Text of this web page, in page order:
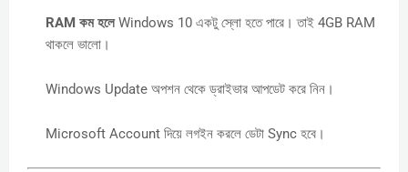
RAM কম হলেWindows 10 একটু স্লো হতে পারে। তাই 4GB RAM
থাকলে ভালো।
Windows Update অপশন থেকে ড্রাইভার আপডেট করে নিন।
Microsoft Account দিয়ে লগইন করলে ডেটা Sync হবে।